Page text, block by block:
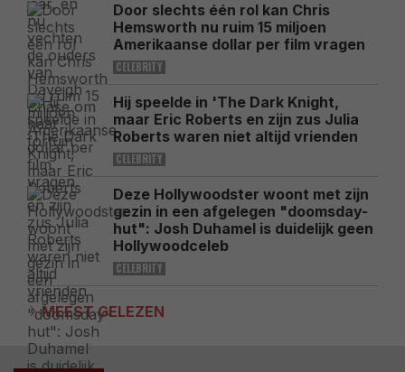
Door slechts één rol kan Chris
Hemsworth nu ruim 15 miljoen
Amerikaanse dollar per film vragen
CELEBRITY
Hij speelde in 'The Dark Knight,
maar Eric Roberts en zijn zus Julia
Roberts waren niet altijd vrienden
CELEBRITY
Deze Hollywoodster woont met zijn
gezin in een afgelegen "doomsday-
hut": Josh Duhamel is duidelijk geen
Hollywoodceleb
CELEBRITY
MEEST GELEZEN